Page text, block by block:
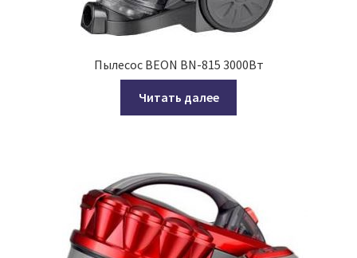
Пылесос BEON BN-815 3000Вт
Читать далее